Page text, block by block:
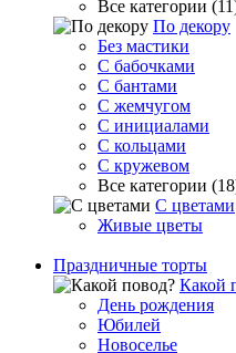
Все категории
По декору
Без мастики
С бабочками
С бантами
С жемчугом
С инициалами
С кольцами
С кружевом
Все категории
С цветами
Живые цветы
Праздничные торты
Какой
День рождения
Юбилей
Новоселье